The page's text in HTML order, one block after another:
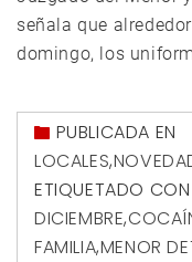
señala que
domingo, los
PUBLICADA EN
LOCALES,
ETIQUETADO CON
DICIEMBRE,
FAMILIA,MENOR